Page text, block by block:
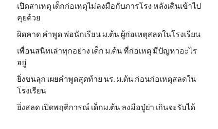
เปิดสาเหตุ เด็กก่อเหตุไม่ลงมือกับภารโรง หลังเดินเข้าไป
คุยด้วย
ผิดคาด คำพูด พ่อนักเรียน ม.ต้น ผู้ก่อเหตุสลดในโรงเรียน
เพื่อนสนิทเล่าทุกอย่าง เด็ก ม.ต้น ที่ก่อเหตุ มีปัญหาอะไร
อยู่
ยิ่งขนลุก เผยคำพูดสุดท้าย นร. ม.ต้น ก่อนก่อเหตุสลดใน
โรงเรียน
ยิ่งสลด เปิดพฤติการณ์ เด็กม.ต้น ลงมือปู่ย่า เกินจะรับได้